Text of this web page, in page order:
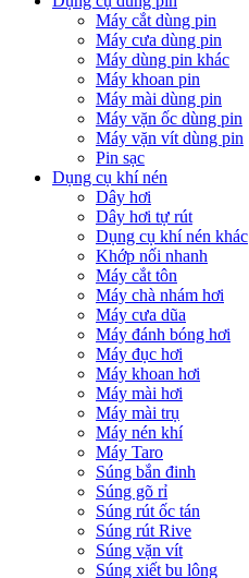
Máy cắt dùng pin
Máy cưa dùng pin
Máy dùng pin khác
Máy khoan pin
Máy mài dùng pin
Máy vặn ốc dùng pin
Máy vặn vít dùng pin
Pin sạc
Dụng cụ khí nén
Dây hơi
Dây hơi tự rút
Dụng cụ khí nén khác
Khớp nối nhanh
Máy cắt tôn
Máy chà nhám hơi
Máy cưa dũa
Máy đánh bóng hơi
Máy đục hơi
Máy khoan hơi
Máy mài hơi
Máy mài trụ
Máy nén khí
Máy Taro
Súng bắn đinh
Súng gõ rỉ
Súng rút ốc tán
Súng rút Rive
Súng vặn vít
Súng xiết bu lông